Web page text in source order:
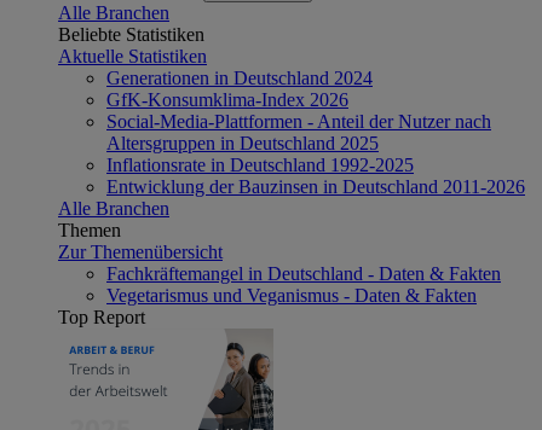
Alle Branchen
Beliebte Statistiken
Aktuelle Statistiken
Generationen in Deutschland 2024
GfK-Konsumklima-Index 2026
Social-Media-Plattformen - Anteil der Nutzer nach
Altersgruppen in Deutschland 2025
Inflationsrate in Deutschland 1992-2025
Entwicklung der Bauzinsen in Deutschland 2011-2026
Alle Branchen
Themen
Zur Themenübersicht
Fachkräftemangel in Deutschland - Daten & Fakten
Vegetarismus und Veganismus - Daten & Fakten
Top Report